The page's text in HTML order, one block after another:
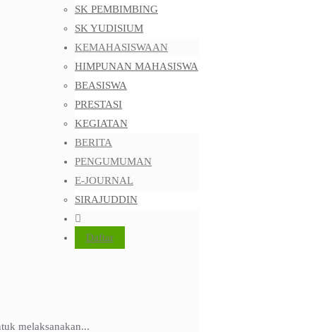
SK PEMBIMBING
SK YUDISIUM
KEMAHASISWAAN
HIMPUNAN MAHASISWA
BEASISWA
PRESTASI
KEGIATAN
BERITA
PENGUMUMAN
E-JOURNAL
SIRAJUDDIN
Daftar
melaksanakan...